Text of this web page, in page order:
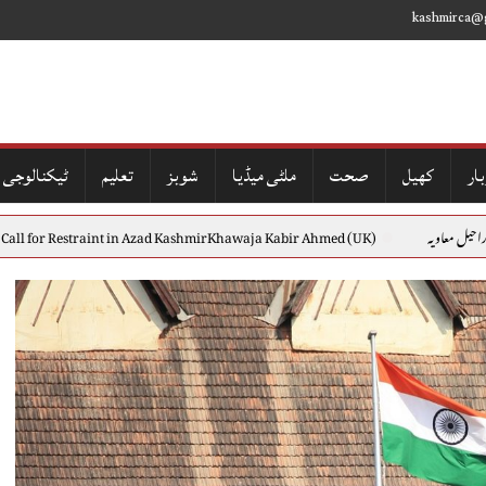
کھیل صحت ملٹی میڈیا شوبز تعلیم ٹیکنالوجی
Call for Restraint in Azad KashmirKhawaja Kabir Ahmed (UK)